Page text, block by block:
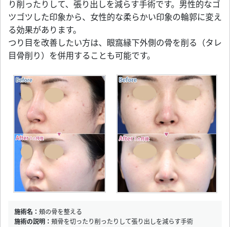
り削ったりして、張り出しを減らす手術です。男性的なゴ
ツゴツした印象から、女性的な柔らかい印象の輪郭に変え
る効果があります。
つり目を改善したい方は、眼窩縁下外側の骨を削る（タレ
目骨削り）を併用することも可能です。
施術名： 頬の骨を整える
施術の説明： 頬骨を切ったり削ったりして張り出しを減らす手術